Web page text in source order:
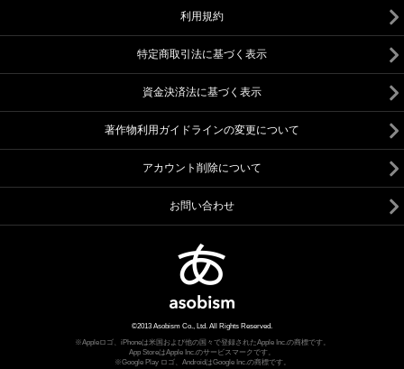
利用規約
特定商取引法に基づく表示
資金決済法に基づく表示
著作物利用ガイドラインの変更について
アカウント削除について
お問い合わせ
©2013 Asobism Co., Ltd. All Rights Reserved.
※Appleロゴ、iPhoneは米国および他の国々で登録されたApple Inc.の商標です。
App StoreはApple Inc.のサービスマークです。
※Google Play ロゴ、AndroidはGoogle Inc.の商標です。